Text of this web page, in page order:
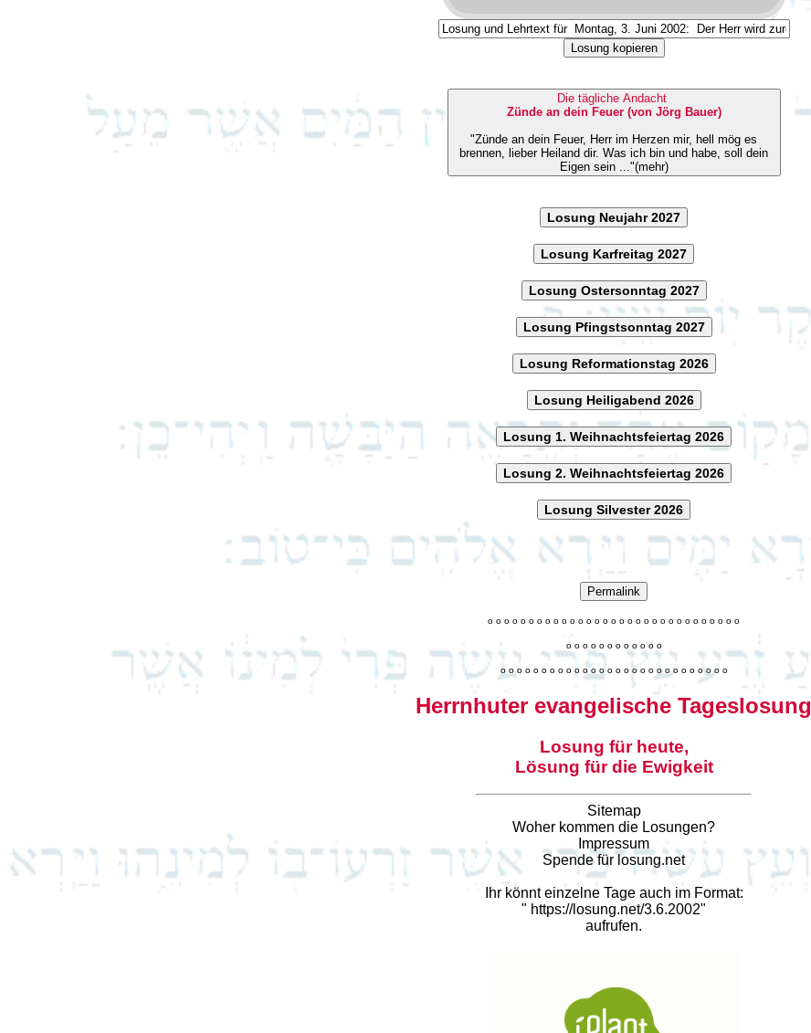
Losung kopieren
Die tägliche Andacht
Zünde an dein Feuer (von Jörg Bauer)
"Zünde an dein Feuer, Herr im Herzen mir, hell mög es
brennen, lieber Heiland dir. Was ich bin und habe, soll dein
Eigen sein ..."(mehr)
Losung Neujahr 2027
Losung Karfreitag 2027
Losung Ostersonntag 2027
Losung Pfingstsonntag 2027
Losung Reformationstag 2026
Losung Heiligabend 2026
Losung 1. Weihnachtsfeiertag 2026
Losung 2. Weihnachtsfeiertag 2026
Losung Silvester 2026
Permalink
o o o o o o o o o o o o o o o o o o o o o o o o o o o o o o o
o o o o o o o o o o o o
o o o o o o o o o o o o o o o o o o o o o o o o o o o o
Herrnhuter evangelische Tageslosung
Losung für heute,
Lösung für die Ewigkeit
Sitemap
Woher kommen die Losungen?
Impressum
Spende für losung.net
Ihr könnt einzelne Tage auch im Format:
" https://losung.net/3.6.2002"
aufrufen.